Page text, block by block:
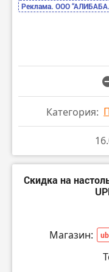
Реклама. ООО
Категория:
Скидка на
Магазин: